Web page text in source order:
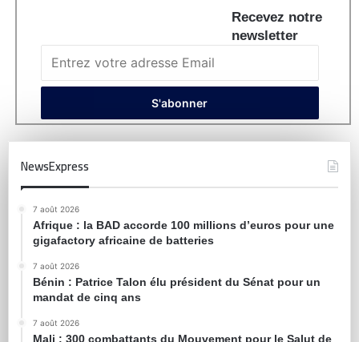
Recevez notre
newsletter
NewsExpress
7 août 2026
Afrique : la BAD accorde 100 millions d’euros pour une
gigafactory africaine de batteries
7 août 2026
Bénin : Patrice Talon élu président du Sénat pour un
mandat de cinq ans
7 août 2026
Mali : 300 combattants du Mouvement pour le Salut de